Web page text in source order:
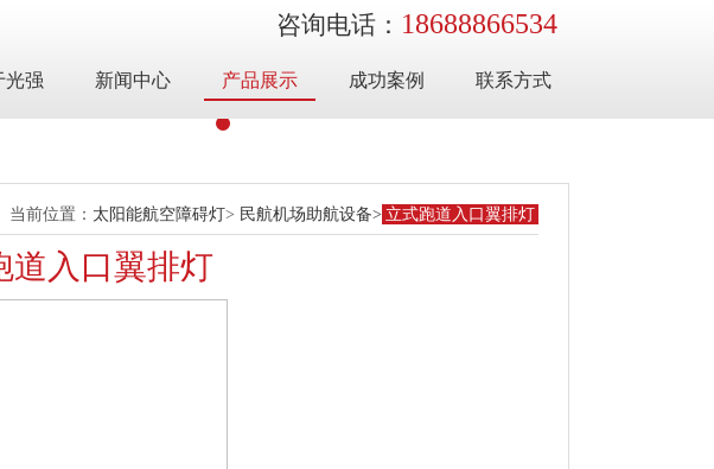
咨询电话： 18688866534
光强 新闻中心 产品展示 成功案例 联系方式
当前位置： 太阳能航空障碍灯> 民航机场助航设备> 立式跑道入口翼排灯
道入口翼排灯